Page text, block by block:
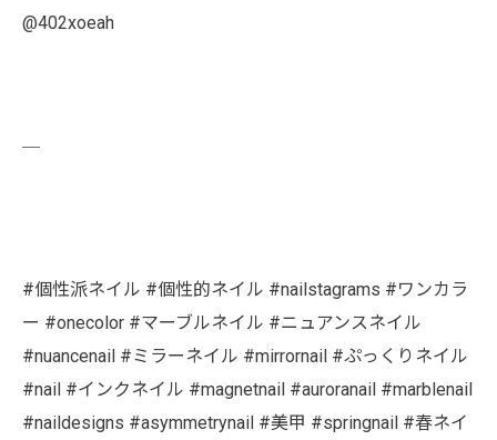
@402xoeah
#個性派ネイル #個性的ネイル #nailstagrams #ワンカラ
ー #onecolor #マーブルネイル #ニュアンスネイル
#nuancenail #ミラーネイル #mirrornail #ぷっくりネイル
#nail #インクネイル #magnetnail #auroranail #marblenail
#naildesigns #asymmetrynail #美甲 #springnail #春ネイ